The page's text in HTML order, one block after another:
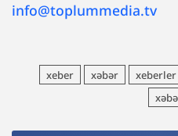
info@toplummedia.tv
xeber xəbər xeberler